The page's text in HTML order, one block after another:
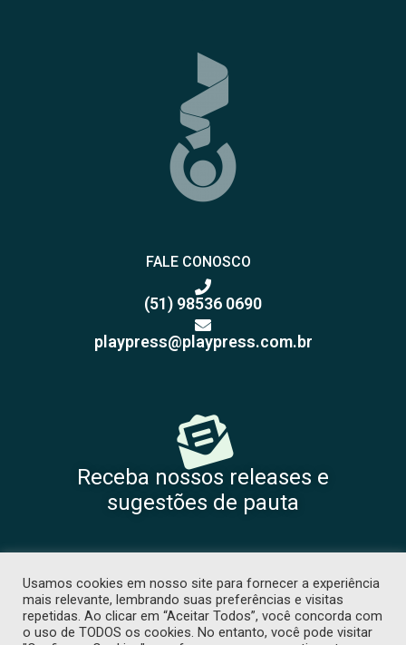
FALE CONOSCO
(51) 98536 0690
playpress@playpress.com.br
Receba nossos releases e
sugestões de pauta
Usamos cookies em nosso site para fornecer a experiência
mais relevante, lembrando suas preferências e visitas
repetidas. Ao clicar em “Aceitar Todos”, você concorda com
o uso de TODOS os cookies. No entanto, você pode visitar